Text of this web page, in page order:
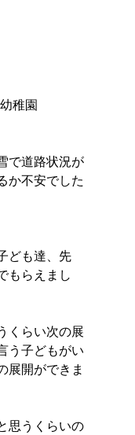
稚園
で道路状況が
か不安でした
ども達、先
もらえまし
くらい次の展
う子どもがい
展開ができま
思うくらいの